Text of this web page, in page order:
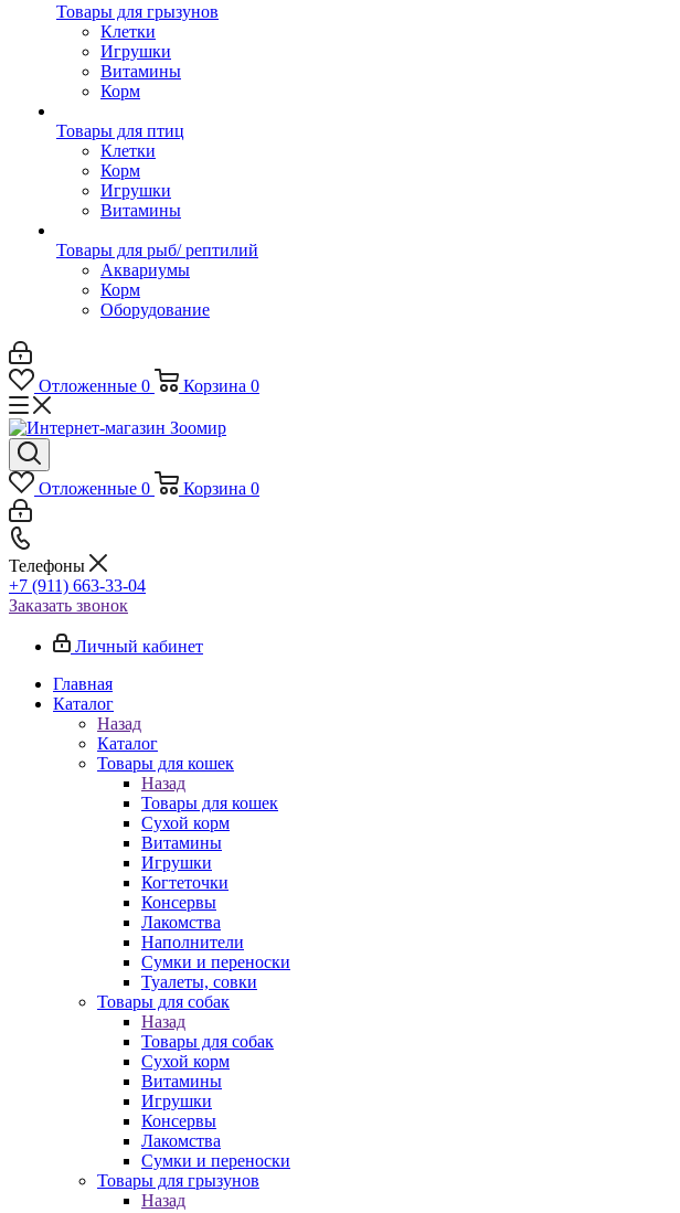
Товары для грызунов
Клетки
Игрушки
Витамины
Корм
Товары для птиц
Клетки
Корм
Игрушки
Витамины
Товары для рыб/ рептилий
Аквариумы
Корм
Оборудование
Отложенные 0 Корзина 0
Отложенные 0 Корзина 0
Телефоны
+7 (911) 663-33-04
Заказать звонок
Личный кабинет
Главная
Каталог
Назад
Каталог
Товары для кошек
Назад
Товары для кошек
Cухой корм
Витамины
Игрушки
Когтеточки
Консервы
Лакомства
Наполнители
Сумки и переноски
Туалеты, совки
Товары для собак
Назад
Товары для собак
Cухой корм
Витамины
Игрушки
Консервы
Лакомства
Сумки и переноски
Товары для грызунов
Назад